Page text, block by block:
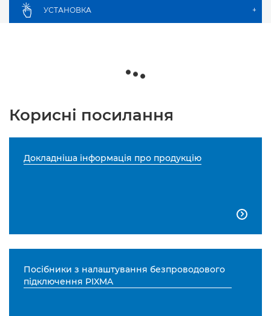
УСТАНОВКА +
Корисні посилання
Докладніша інформація про продукцію

Посібники з налаштування безпроводового
підключення PIXMA